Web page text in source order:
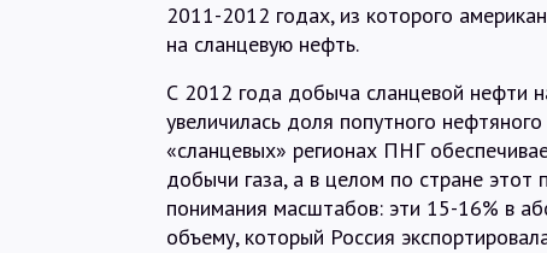
2011-2012 годах, из которого
на сланцевую нефть.
С 2012 года добыча сланцевой нефти
увеличилась доля попутного
«сланцевых» регионах ПНГ
добычи газа, а в целом по стране этот
понимания масштабов: эти 15-16% в
объему, который Россия